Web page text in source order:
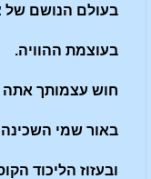
בעולם הנושם של
בעוצמת ההוויה.
חוש עצמותך
באור שמי השכינה
ובעזוז הליכוד